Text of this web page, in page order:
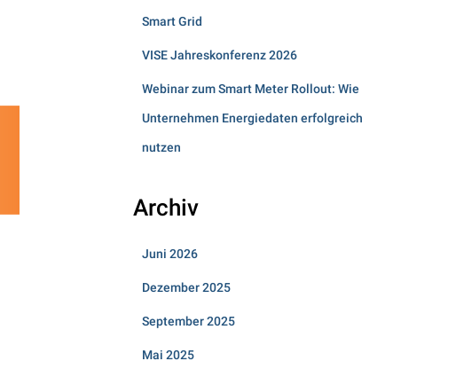
Smart Grid
VISE Jahreskonferenz 2026
Webinar zum Smart Meter Rollout: Wie
Unternehmen Energiedaten erfolgreich
nutzen
Archiv
Juni 2026
Dezember 2025
September 2025
Mai 2025